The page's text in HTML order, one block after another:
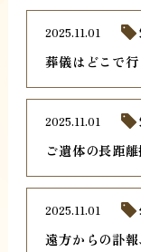
葬儀はどこで
2025.11.01
ご遺体の長距
2025.11.01
遠方からの訃
2025.11.01